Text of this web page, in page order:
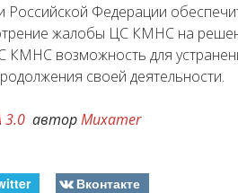
Федерации
жалобы ЦС КМНС на
КМНС возможность для
своей деятельности.
3.0 авторMuxamer
Вконтакте